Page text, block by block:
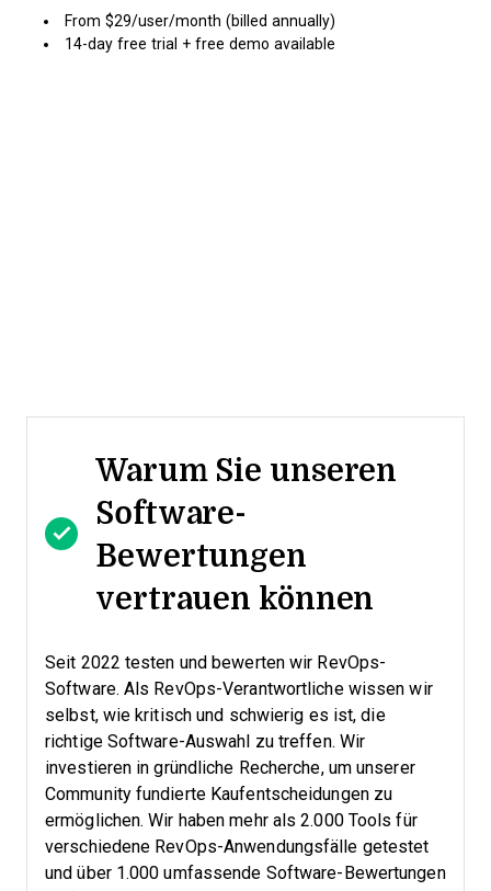
From $29/user/month (billed annually)
14-day free trial + free demo available
Warum Sie unseren
Software-
Bewertungen
vertrauen können
Seit 2022 testen und bewerten wir RevOps-
Software. Als RevOps-Verantwortliche wissen wir
selbst, wie kritisch und schwierig es ist, die
richtige Software-Auswahl zu treffen. Wir
investieren in gründliche Recherche, um unserer
Community fundierte Kaufentscheidungen zu
ermöglichen. Wir haben mehr als 2.000 Tools für
verschiedene RevOps-Anwendungsfälle getestet
und über 1.000 umfassende Software-Bewertungen